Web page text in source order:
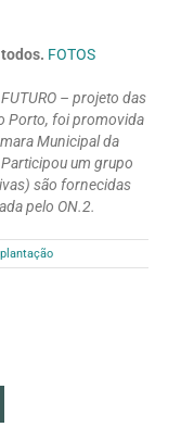
FOTOS
– projeto das
Porto, foi promovida
Municipal da
um grupo
são fornecidas
pelo ON.2.